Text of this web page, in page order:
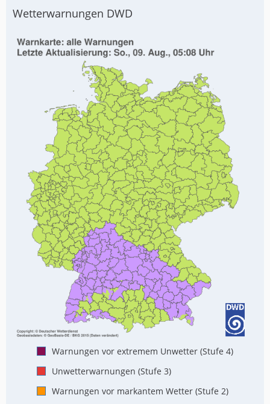
Wetterwarnungen DWD
Warnungen vor extremem Unwetter (Stufe 4)
Unwetterwarnungen (Stufe 3)
Warnungen vor markantem Wetter (Stufe 2)